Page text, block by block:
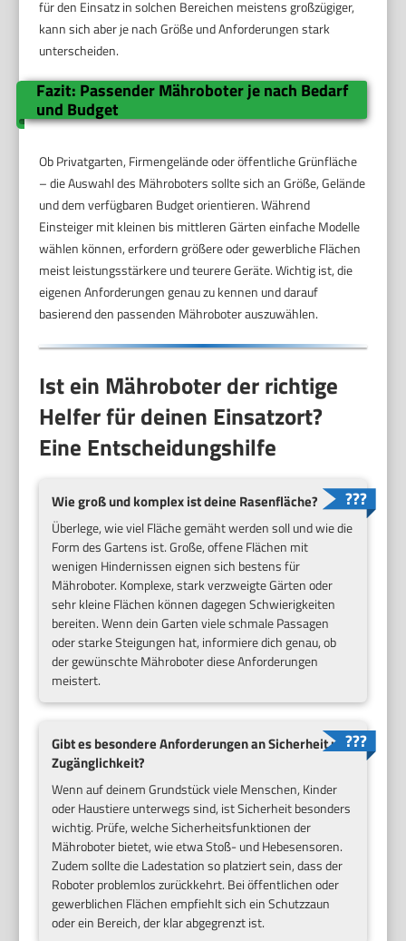
für den Einsatz in solchen Bereichen meistens großzügiger,
kann sich aber je nach Größe und Anforderungen stark
unterscheiden.
Fazit: Passender Mähroboter je nach Bedarf
und Budget
Ob Privatgarten, Firmengelände oder öffentliche Grünfläche
– die Auswahl des Mähroboters sollte sich an Größe, Gelände
und dem verfügbaren Budget orientieren. Während
Einsteiger mit kleinen bis mittleren Gärten einfache Modelle
wählen können, erfordern größere oder gewerbliche Flächen
meist leistungsstärkere und teurere Geräte. Wichtig ist, die
eigenen Anforderungen genau zu kennen und darauf
basierend den passenden Mähroboter auszuwählen.
Ist ein Mähroboter der richtige
Helfer für deinen Einsatzort?
Eine Entscheidungshilfe
Wie groß und komplex ist deine Rasenfläche?
Überlege, wie viel Fläche gemäht werden soll und wie die
Form des Gartens ist. Große, offene Flächen mit
wenigen Hindernissen eignen sich bestens für
Mähroboter. Komplexe, stark verzweigte Gärten oder
sehr kleine Flächen können dagegen Schwierigkeiten
bereiten. Wenn dein Garten viele schmale Passagen
oder starke Steigungen hat, informiere dich genau, ob
der gewünschte Mähroboter diese Anforderungen
meistert.
Gibt es besondere Anforderungen an Sicherheit und
Zugänglichkeit?
Wenn auf deinem Grundstück viele Menschen, Kinder
oder Haustiere unterwegs sind, ist Sicherheit besonders
wichtig. Prüfe, welche Sicherheitsfunktionen der
Mähroboter bietet, wie etwa Stoß- und Hebesensoren.
Zudem sollte die Ladestation so platziert sein, dass der
Roboter problemlos zurückkehrt. Bei öffentlichen oder
gewerblichen Flächen empfiehlt sich ein Schutzzaun
oder ein Bereich, der klar abgegrenzt ist.